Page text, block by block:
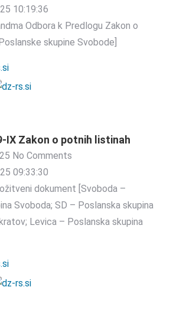
10:19:36
Odbora k Predlogu Zakon o
skupine Svobode]
IX Zakon o potnih listinah
No Comments
09:33:30
dokument [Svoboda –
Svoboda; SD – Poslanska skupina
Levica – Poslanska skupina